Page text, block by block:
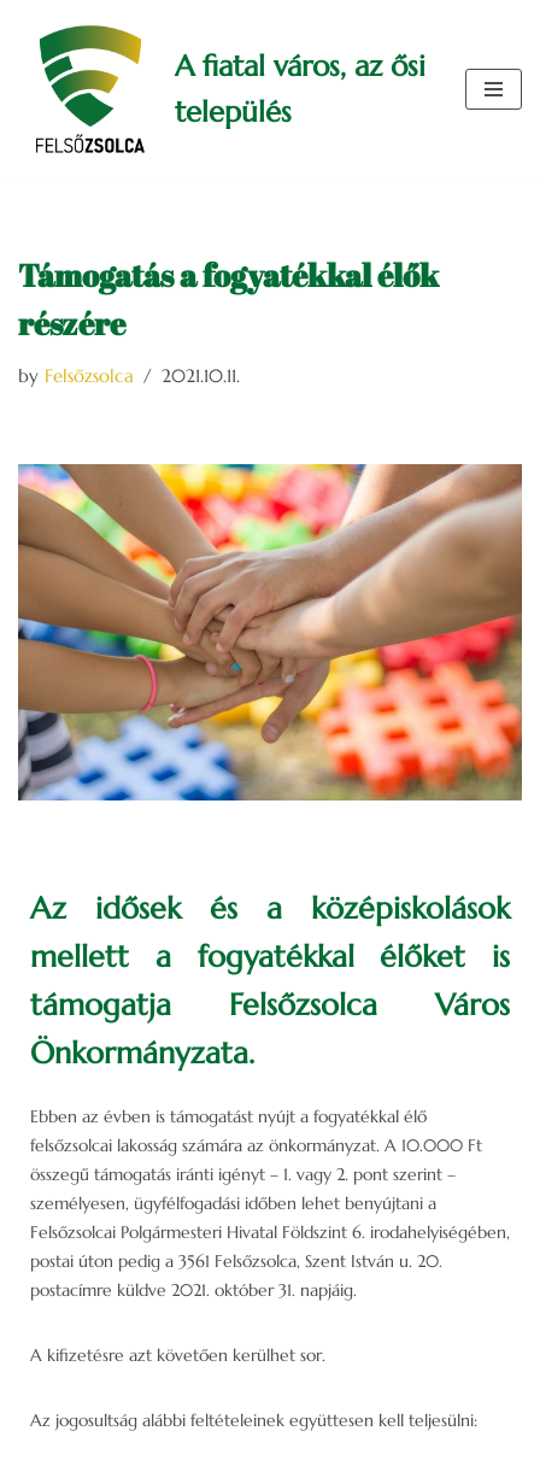
Skip
content
A fiatal város, az ősi
település
Támogatás a fogyatékkal élők
részére
by Felsőzsolca 2021.10.11.
Az idősek és a középiskolások
mellett a fogyatékkal élőket is
támogatja Felsőzsolca Város
Önkormányzata.
Ebben az évben is támogatást nyújt a fogyatékkal élő
felsőzsolcai lakosság számára az önkormányzat. A 10.000 Ft
összegű támogatás iránti igényt – 1. vagy 2. pont szerint –
személyesen, ügyfélfogadási időben lehet benyújtani a
Felsőzsolcai Polgármesteri Hivatal Földszint 6. irodahelyiségében,
postai úton pedig a 3561 Felsőzsolca, Szent István u. 20.
postacímre küldve 2021. október 31. napjáig.
A kifizetésre azt követően kerülhet sor.
Az jogosultság alábbi feltételeinek együttesen kell teljesülni: